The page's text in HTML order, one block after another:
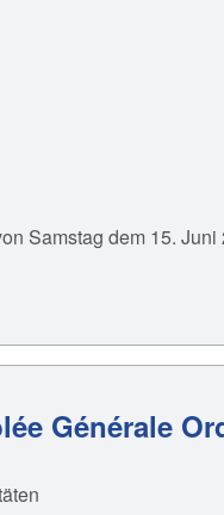
Samstag dem 15. Juni
Générale